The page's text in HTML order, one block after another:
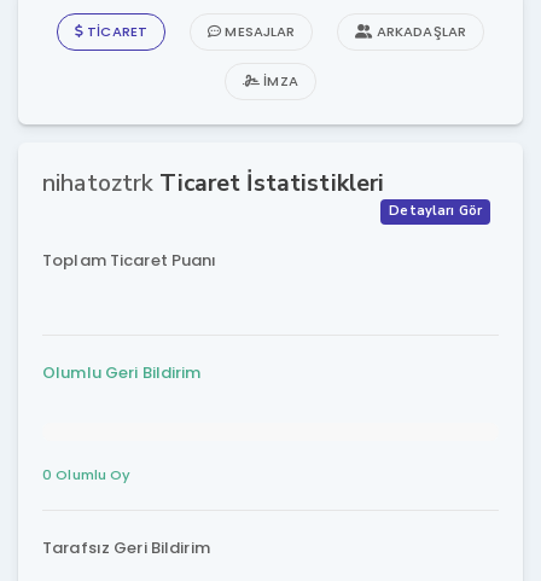
TICARET MESAJLAR ARKADAŞLAR
İMZA
nihatoztrk Ticaret İstatistikleri
Detayları Gör
Toplam Ticaret Puanı
Olumlu Geri Bildirim
0 Olumlu Oy
Tarafsız Geri Bildirim